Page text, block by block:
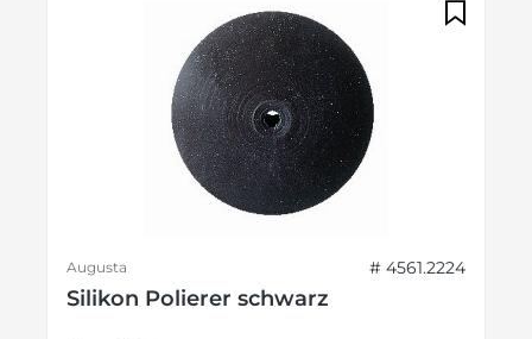
Augusta # 4561.2224
Silikon Polierer schwarz